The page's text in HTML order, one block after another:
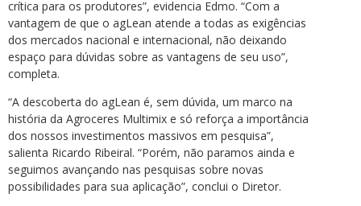
crítica para os produtores”, evidencia Edmo. “Com a
vantagem de que o agLean atende a todas as exigências
dos mercados nacional e internacional, não deixando
espaço para dúvidas sobre as vantagens de seu uso”,
completa.
“A descoberta do agLean é, sem dúvida, um marco na
história da Agroceres Multimix e só reforça a importância
dos nossos investimentos massivos em pesquisa”,
salienta Ricardo Ribeiral. “Porém, não paramos ainda e
seguimos avançando nas pesquisas sobre novas
possibilidades para sua aplicação”, conclui o Diretor.